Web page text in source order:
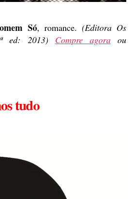
Só, romance. (Editora Os
ed: 2013) Compre agoraou
tudo